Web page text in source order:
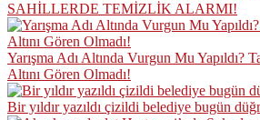
SAHİLLERDE TEMİZLİK ALARMI!
Yarışma Adı Altında Vurgun Mu Yapıldı?
Altını Gören Olmadı!
Bir yıldır yazıldı çizildi belediye bugün